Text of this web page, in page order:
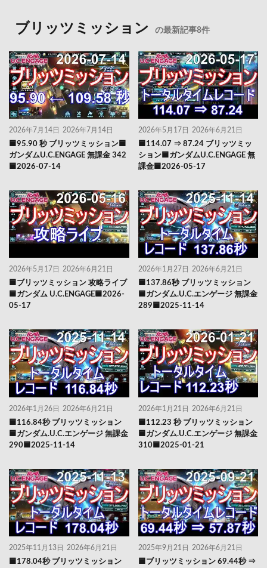
ブリッツミッション の最新記事8件
2026年7月14日 2026年7月14日
🟦95.90 秒 ブリッツミッション🟦
ガンダムU.C.ENGAGE 無課金 342
🟦2026-07-14
2026年5月17日 2026年6月21日
🟦114.07 ⇒ 87.24 ブリッツミッ
ション🟦ガンダムU.C.ENGAGE 無
課金🟦2026-05-17
2026年5月17日 2026年6月21日
🟦ブリッツミッション 攻略ライブ
🟦ガンダム U.C.ENGAGE🟦2026-
05-17
2026年1月27日 2026年6月21日
🟦137.86秒 ブリッツミッション
🟦ガンダム.U.C.エンゲージ 無課金
289🟦2025-11-14
2026年1月26日 2026年6月21日
🟦116.84秒 ブリッツミッション
🟦ガンダム.U.C.エンゲージ 無課金
290🟦2025-11-14
2026年1月21日 2026年6月21日
🟦112.23 秒 ブリッツミッション
🟦ガンダム.U.C.エンゲージ 無課金
310🟦2025-01-21
2025年11月13日 2026年6月21日
🟦178.04秒 ブリッツミッション
2025年9月21日 2026年6月21日
🟦ブリッツミッション 69.44秒 ⇒